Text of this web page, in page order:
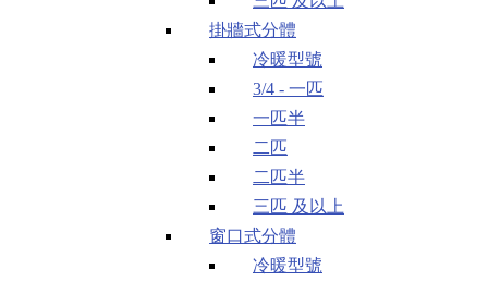
掛牆式分體
冷暖型號
3/4 - 一匹
一匹半
二匹
二匹半
三匹 及以上
窗口式分體
冷暖型號